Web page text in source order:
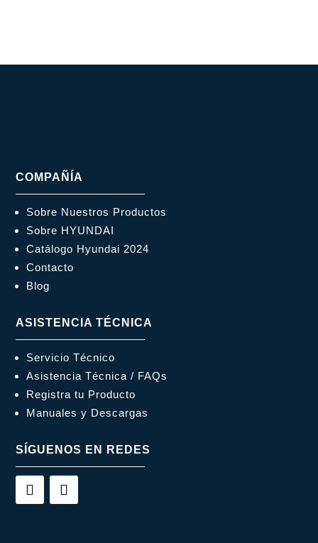
COMPAÑÍA
Sobre Nuestros Productos
Sobre HYUNDAI
Catálogo Hyundai 2024
Contacto
Blog
ASISTENCIA TÉCNICA
Servicio Técnico
Asistencia Técnica / FAQs
Registra tu Producto
Manuales y Descargas
SÍGUENOS EN REDES